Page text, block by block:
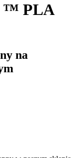
™ PLA
na